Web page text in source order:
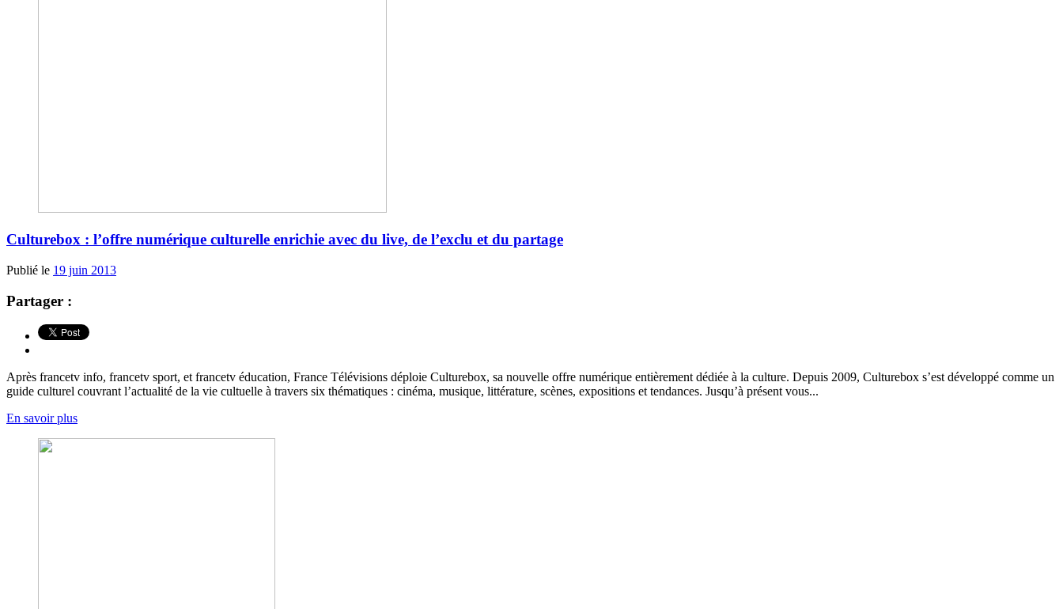
Culturebox : l’offre numérique culturelle enrichie avec du live, de l’exclu et du partage
Publié le 19 juin 2013
Partager :
Après francetv info, francetv sport, et francetv éducation, France Télévisions déploie Culturebox, sa nouvelle offre numérique entièrement dédiée à la culture. Depuis 2009, Culturebox s’est développé comme un
guide culturel couvrant l’actualité de la vie cultuelle à travers six thématiques : cinéma, musique, littérature, scènes, expositions et tendances. Jusqu’à présent vous...
En savoir plus